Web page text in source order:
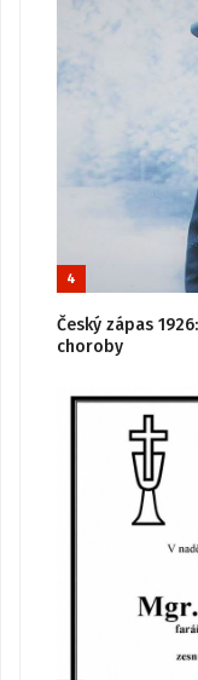
4
Český zápas
choroby